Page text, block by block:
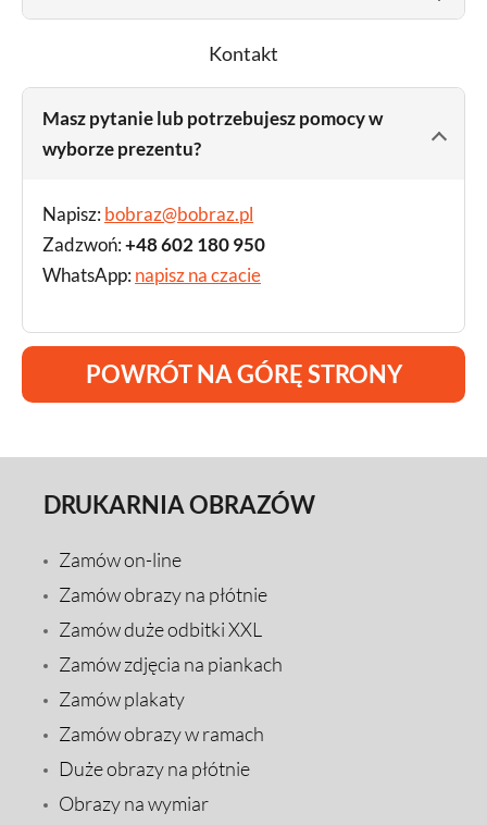
Kontakt
Masz pytanie lub potrzebujesz pomocy w
wyborze prezentu?
Napisz: bobraz@bobraz.pl
Zadzwoń:+48 602 180 950
WhatsApp: napisz na czacie
POWRÓT NA GÓRĘ STRONY
DRUKARNIA OBRAZÓW
Zamów on-line
Zamów obrazy na płótnie
Zamów duże odbitki XXL
Zamów zdjęcia na piankach
Zamów plakaty
Zamów obrazy w ramach
Duże obrazy na płótnie
Obrazy na wymiar